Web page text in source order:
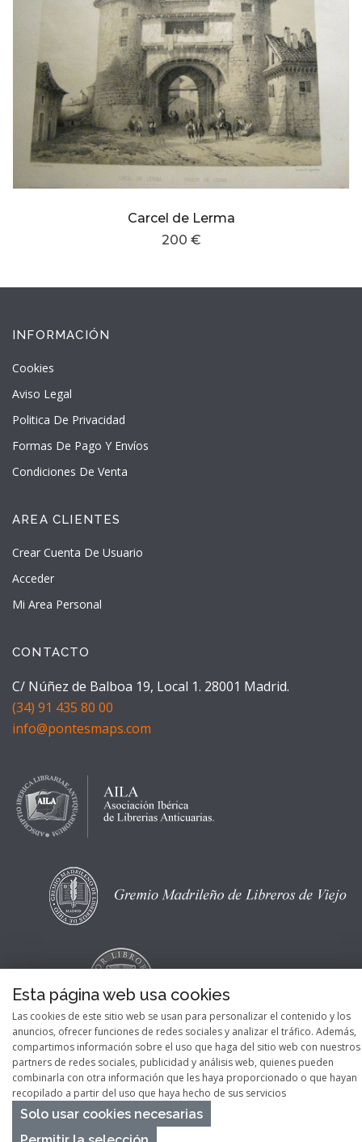
Carcel de Lerma
200 €
INFORMACIÓN
Cookies
Aviso Legal
Politica De Privacidad
Formas De Pago Y Envíos
Condiciones De Venta
AREA CLIENTES
Crear Cuenta De Usuario
Acceder
Mi Area Personal
CONTACTO
C/ Núñez de Balboa 19, Local 1. 28001 Madrid.
(34) 91 435 80 00
info@pontesmaps.com
Copyright © 2026Pontes Maps
Esta página web usa cookies
Las cookies de este sitio web se usan para personalizar el contenido y los
anuncios, ofrecer funciones de redes sociales y analizar el tráfico. Además,
compartimos información sobre el uso que haga del sitio web con nuestros
partners de redes sociales, publicidad y análisis web, quienes pueden
combinarla con otra información que les haya proporcionado o que hayan
recopilado a partir del uso que haya hecho de sus servicios
Solo usar cookies necesarias